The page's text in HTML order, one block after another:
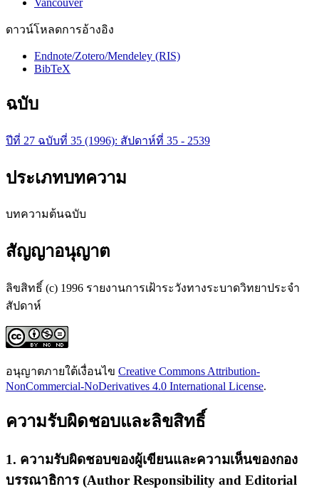
ดาวน์โหลดการอ้างอิง
Endnote/Zotero/Mendeley (RIS)
BibTeX
ฉบับ
ปีที่ 27 ฉบับที่ 35 (1996): สัปดาห์ที่ 35 - 2539
ประเภทบทความ
บทความต้นฉบับ
สัญญาอนุญาต
ลิขสิทธิ์ (c) 1996 รายงานการเฝ้าระวังทางระบาดวิทยาประจำ
สัปดาห์
อนุญาตภายใต้เงื่อนไข Creative Commons Attribution-
NonCommercial-NoDerivatives 4.0 International License.
ความรับผิดชอบและลิขสิทธิ์
1. ความรับผิดชอบของผู้เขียนและความเห็นของกอง
บรรณาธิการ (Author Responsibility and Editorial